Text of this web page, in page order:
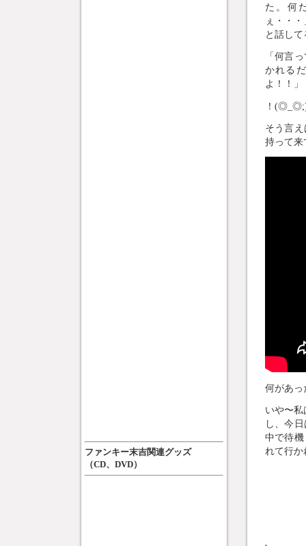
ファンキー末吉関連グッズ
（CD、DVD）
た。何
ぇ・・・
と話し
「何言
かれる
よ！！」
！
そう言
持って来
何があっ
いや〜
し、今
中で待
れて行か